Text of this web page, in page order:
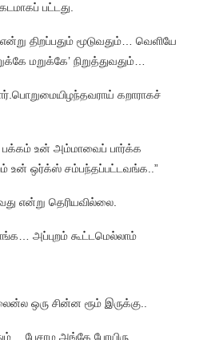
பட்டது.
என்று திறப்பதும் மூடுவதும்… வெளியே
மறுக்கே’ நிறுத்துவதும்…
கறாராகச்
பக்கம் உன் அம்மாவைப் பார்க்க
உன் ஒர்க்ஸ் சம்பந்தப்பட்டவங்க..”
என்று தெரியவில்லை.
அப்புறம் கூட்டமெல்லாம்
ஒரு சின்ன ரூம் இருக்கு..
பேசாம அங்கே போயிரு..